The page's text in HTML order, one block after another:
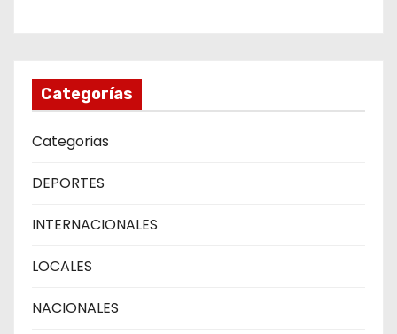
Categorías
Categorias
DEPORTES
INTERNACIONALES
LOCALES
NACIONALES